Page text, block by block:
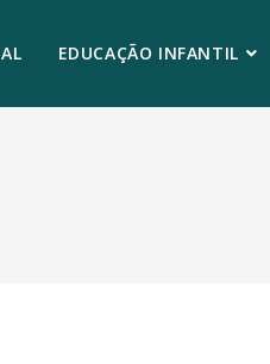
EDUCAÇÃO INFANTIL